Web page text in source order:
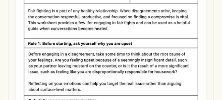
Use Template